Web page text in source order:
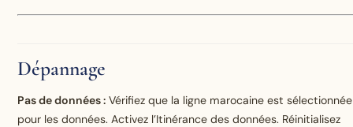
Dépannage
Pas de données : Vérifiez que la ligne marocaine est sélectionnée
pour les données. Activez l’Itinérance des données. Réinitialisez